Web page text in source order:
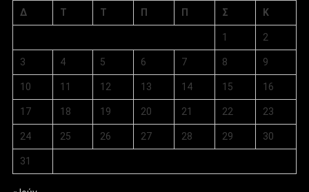
Δ
Τ Τ Π Π Σ Κ
1 2
3 4 5 6 7 8 9
10 11 12 13 14 15 16
17 18 19 20 21 22 23
24 25 26 27 28 29 30
31